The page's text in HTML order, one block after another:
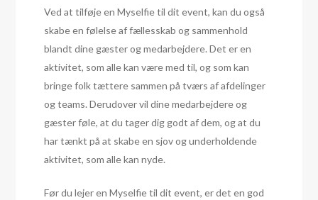
Ved at tilføje en Myselfie til dit event, kan du også
skabe en følelse af fællesskab og sammenhold
blandt dine gæster og medarbejdere. Det er en
aktivitet, som alle kan være med til, og som kan
bringe folk tættere sammen på tværs af afdelinger
og teams. Derudover vil dine medarbejdere og
gæster føle, at du tager dig godt af dem, og at du
har tænkt på at skabe en sjov og underholdende
aktivitet, som alle kan nyde.
Før du lejer en Myselfie til dit event, er det en god